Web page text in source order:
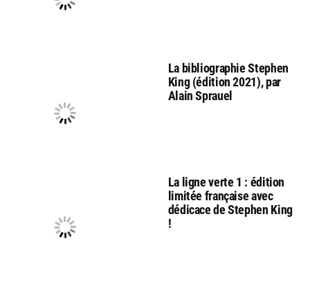
La bibliographie Stephen
King (édition 2021), par
Alain Sprauel
La ligne verte 1 : édition
limitée française avec
dédicace de Stephen King
!